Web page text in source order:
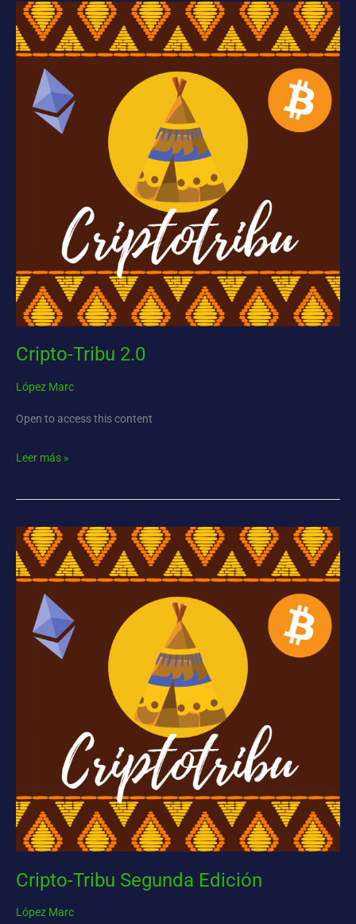
Cripto-Tribu 2.0
López Marc
Open to access this content
Cripto-
Tribu
2.0
Leer más »
Cripto-Tribu Segunda Edición
López Marc
Cripto-
Tribu
Segunda
Edición